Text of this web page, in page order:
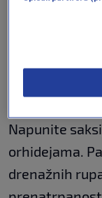
jer ona sadrži
Priprema
Napunite
orhidejama.
drenažnih